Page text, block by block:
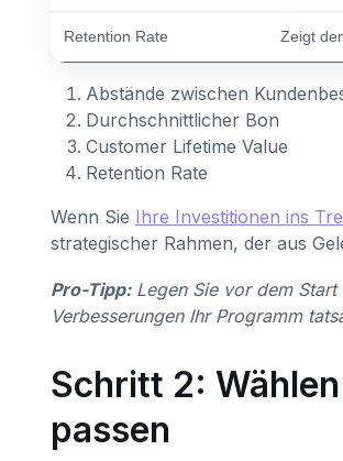
Retention Rate Zeigt
Abstände zwischen
Durchschnittlicher Bon
Customer Lifetime Value
Retention Rate
Wenn Sie Ihre Investitionen ins
strategischer Rahmen, der aus
Pro-Tipp: Legen Sie vor dem
Verbesserungen Ihr Programm
Schritt 2:
passen